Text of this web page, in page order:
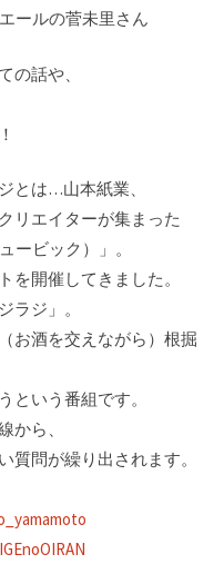
ールの菅未里さん
の話や、
とは…山本紙業、
リエイターが集まった
ービック）」。
を開催してきました。
ラジ」。­
お酒を交えながら）根掘
という番組です。
から、
質問が繰り出されます。